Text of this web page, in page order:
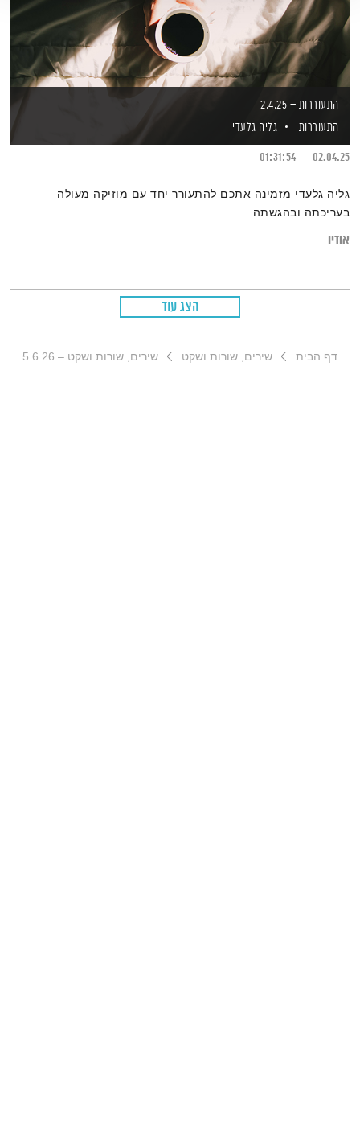
התעוררות – 2.4.25
התעוררות
גליה גלעדי
02.04.25
01:31:54
גליה גלעדי מזמינה אתכם להתעורר יחד עם מוזיקה מעולה
בעריכתה ובהגשתה
אודיו
הצג עוד
דף הבית שירים, שורות ושקט שירים, שורות ושקט – 5.6.26